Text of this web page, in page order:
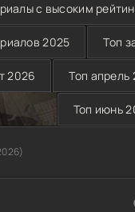
с высоким
2025 Топ
2026 Топ апрель
Топ июнь